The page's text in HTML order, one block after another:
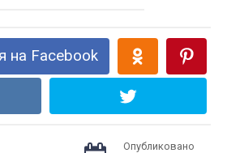
на Facebook
Опубликовано